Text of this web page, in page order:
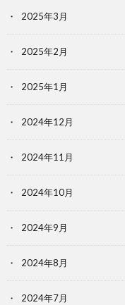
2025年3月
2025年2月
2025年1月
2024年12月
2024年11月
2024年10月
2024年9月
2024年8月
2024年7月